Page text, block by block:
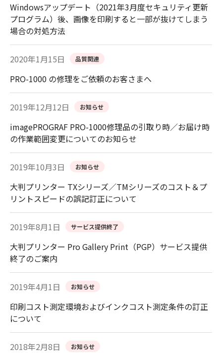
Windowsアップデート（2021年3月度セキュリティ更新
プログラム）後、画像を印刷すると一部が抜けてしまう
場合の対処方法
2020年1月15日 品質関連
PRO-1000 の修理をご依頼のお客さまへ
2019年12月12日 お知らせ
imagePROGRAF PRO-1000修理品の引取り時／お届け時
の作業範囲変更についてのお知らせ
2019年10月3日 お知らせ
大判プリンター TXシリーズ／TMシリーズのコスト＆プ
リントスピードの誤記訂正について
2019年8月1日 サービス提供終了
大判プリンター Pro Gallery Print（PGP）サービス提供
終了のご案内
2019年4月1日 お知らせ
印刷コスト測定環境およびインクコスト測定条件の訂正
について
2018年2月8日 お知らせ